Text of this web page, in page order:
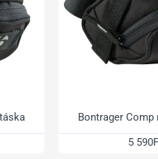
Bontrager Comp
5